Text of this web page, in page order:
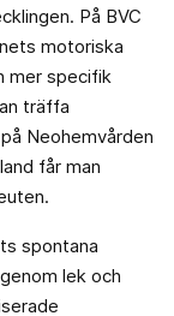
På BVC
motoriska
mer specifik
träffa
Neohemvården
får man
spontana
lek och